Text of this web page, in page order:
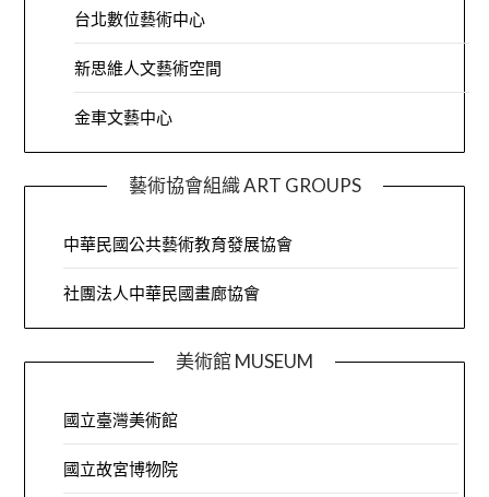
台北數位藝術中心
新思維人文藝術空間
金車文藝中心
藝術協會組織 ART GROUPS
中華民國公共藝術教育發展協會
社團法人中華民國畫廊協會
美術館 MUSEUM
國立臺灣美術館
國立故宮博物院